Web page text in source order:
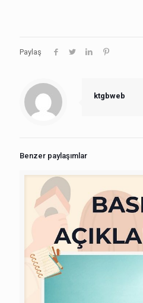
Paylaş
ktgbweb
Benzer paylaşımlar